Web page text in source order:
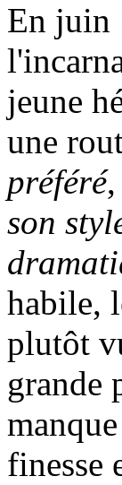
En juin
jeune
une
préféré
son
habile,
plutôt
grande
finesse